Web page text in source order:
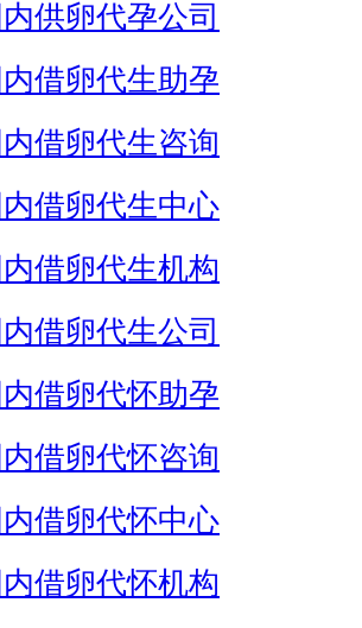
内供卵代孕公司
内借卵代生助孕
内借卵代生咨询
内借卵代生中心
内借卵代生机构
内借卵代生公司
内借卵代怀助孕
内借卵代怀咨询
内借卵代怀中心
内借卵代怀机构